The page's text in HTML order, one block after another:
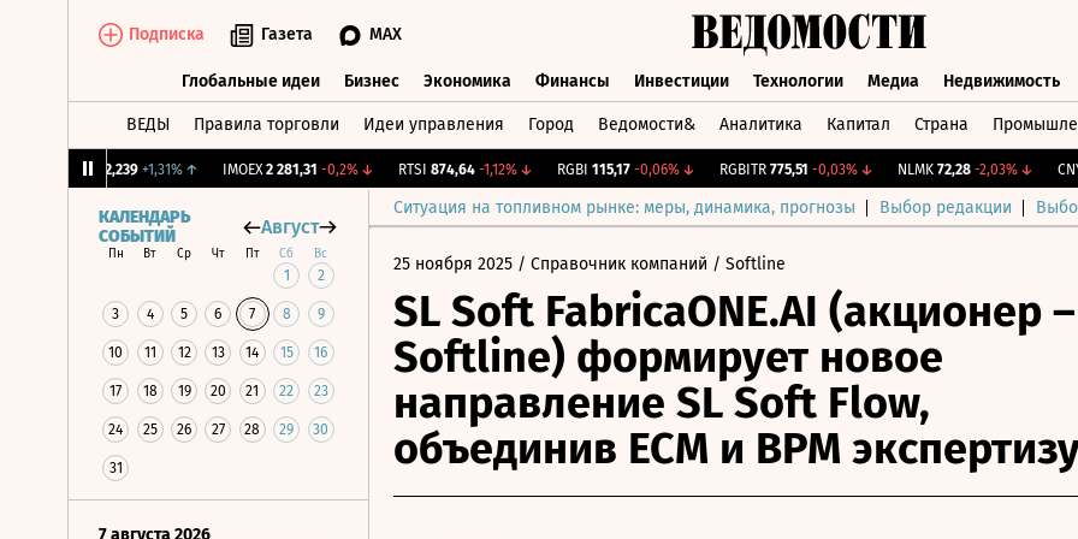
Подписка Газета MAX
Глобальные идеи Бизнес Экономика Финансы Инвестиции Технологии Медиа Недвижимость
ВЕДЫ Правила торговли Идеи управления Город Ведомости& Аналитика Капитал Страна
12,239 +1,31%↑ IMOEX 2 281,31 -0,2%↓ RTSI 874,64 -1,12% ↓ RGBI 115,17 -0,06%↓ RGBITR 775,51 -0,03%↓ NLMK 72,28 -2,03%↓ CNY
Ситуация на топливном рынке: меры, динамика, прогнозы Выбор редакции
КАЛЕНДАРЬ
СОБЫТИЙ
Август
Пн Вт Ср Чт Пт Сб Вс
1 2
3 4 5 6 7 8 9
10 11 12 13 14 15 16
17 18 19 20 21 22 23
24 25 26 27 28 29 30
31
7 августа 2026
25 ноября 2025 / Справочник компаний / Softline
SL Soft FabricaONE.AI (акционер
Softline) формирует новое
направление SL Soft Flow,
объединив ECM и BPM